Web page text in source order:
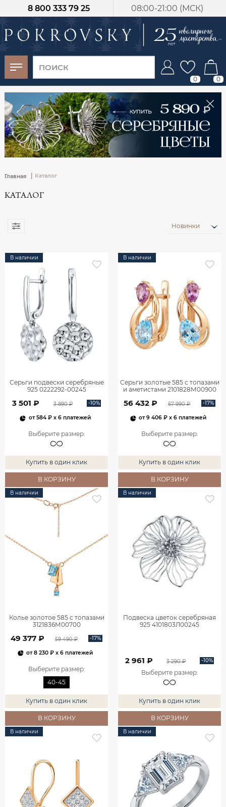
08:00-21:00 (МСК)
8 800 333 79 25
0 0
Главная Каталог
КАТАЛОГ
Новинки
В наличии
Серьги подвески серебряные
925 0222292-00245
3 501 ₽ 3 890 ₽ -10%
от584 ₽x 6 платежей
Выберите размер:
Купить в один клик
В КОРЗИНУ
В наличии
Серьги золотые 585 с топазами
и аметистами 2101828М00900
56 432 ₽ 67 990 ₽ -17%
от9 406 ₽ x 6 платежей
Выберите размер:
Купить в один клик
В КОРЗИНУ
В наличии
Колье золотое 585 с топазами
3121836М00700
49 377 ₽ 59 490 ₽ -17%
от8 230 ₽ x 6 платежей
Выберите размер:
40-45
Купить в один клик
В КОРЗИНУ
В наличии
Подвеска цветок серебряная
925 4101803Л00245
2 961 ₽ 3 290 ₽ -10%
Выберите размер:
Купить в один клик
В КОРЗИНУ
В наличии В наличии
-30%
от 15 дней с
момента оплаты